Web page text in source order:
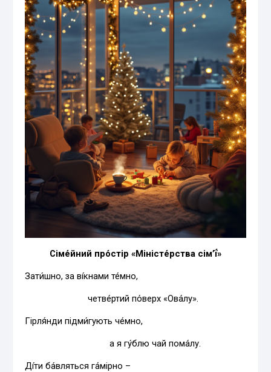
Сіме́йний про́стір «Міністе́рства сім’ї́»
Зати́шно, за ві́кнами те́мно,
четве́ртий по́верх «Ова́лу».
Гірля́нди підми́гують че́мно,
а я гу́блю чай пома́лу.
Ді́ти ба́вляться га́мірно –